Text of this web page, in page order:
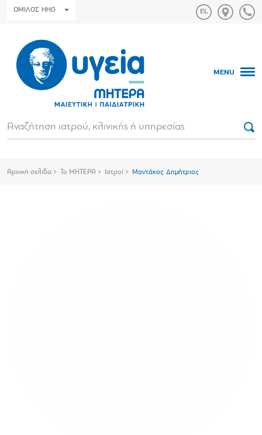
ΟΜΙΛΟΣ HHG
MENU
Αρχική σελίδα Το ΜΗΤΕΡΑ Ιατροί Μαντάκος Δημήτριος